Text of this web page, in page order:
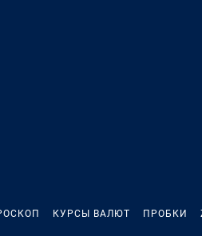
КУРСЫ ВАЛЮТ ПРОБКИ